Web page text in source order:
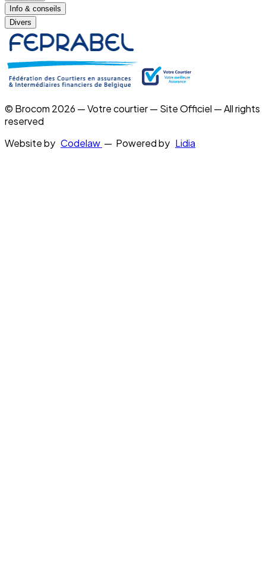
Info & conseils
Divers
© Brocom 2026 — Votre courtier — Site Officiel — All rights
reserved
Website by Codelaw — Powered by Lidia